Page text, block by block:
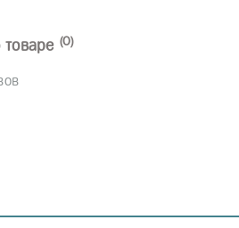
(0)